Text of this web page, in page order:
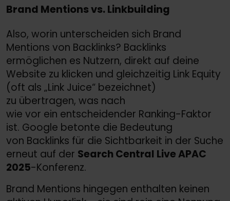
Brand Mentions vs. Linkbuilding
Also, worin unterscheiden sich Brand
Mentions von Backlinks? Backlinks
ermöglichen es Nutzern, direkt auf deine
Website zu klicken und gleichzeitig Link Equity
(oft als „Link Juice“ bezeichnet)
zu übertragen, was nach
wie vor ein entscheidender Ranking-Faktor
ist. Google betonte die Bedeutung
von Backlinks für die Sichtbarkeit in der Suche
erneut auf der Search Central Live APAC
2025-Konferenz.
Brand Mentions hingegen enthalten keinen